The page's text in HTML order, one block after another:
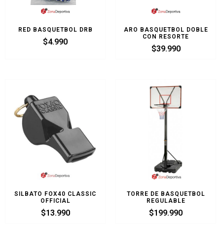
RED BASQUETBOL DRB
$4.990
ARO BASQUETBOL DOBLE
CON RESORTE
$39.990
SILBATO FOX40 CLASSIC
OFFICIAL
$13.990
TORRE DE BASQUETBOL
REGULABLE
$199.990